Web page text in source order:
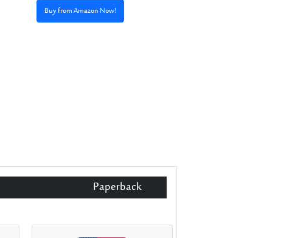
Buy from Amazon Now!
Paperback